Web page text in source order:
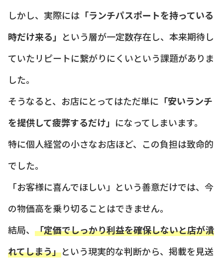
しかし、実際には 「ランチパスポートを持っている
時だけ来る」 という層が一定数存在し、本来期待し
ていたリピートに繋がりにくいという課題がありま
した。
そうなると、お店にとってはただ単に 「安いランチ
を提供して疲弊するだけ」 になってしまいます。
特に個人経営の小さなお店ほど、この負担は致命的
でした。
「お客様に喜んでほしい」という善意だけでは、今
の物価高を乗り切ることはできません。
結局、 「定価でしっかり利益を確保しないと店が潰
れてしまう」という現実的な判断から、掲載を見送